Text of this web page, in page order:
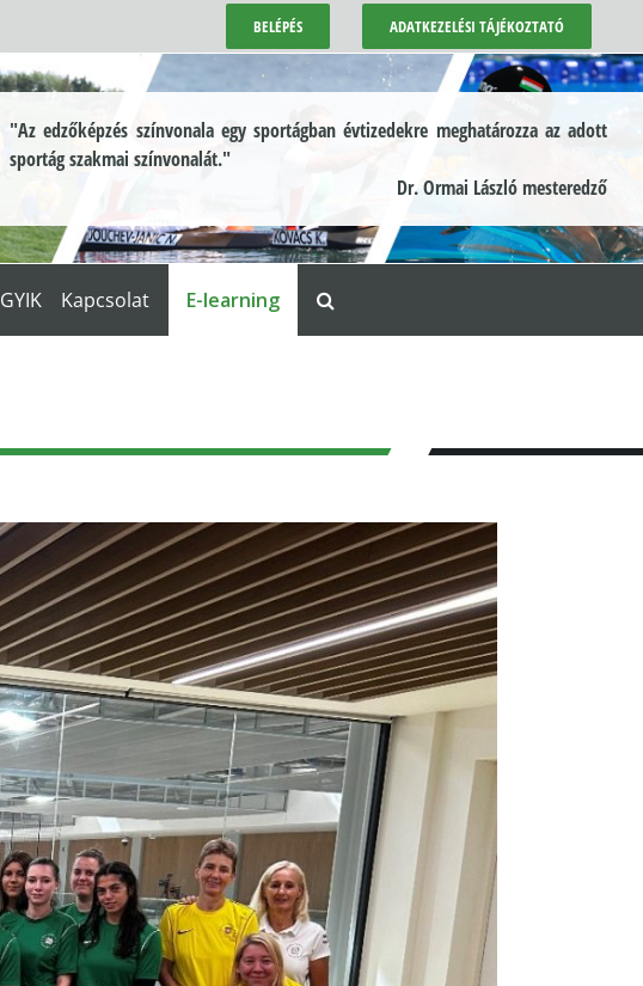
BELÉPÉS ADATKEZELÉSI TÁJÉKOZTATÓ
"Az edzőképzés színvonala egy sportágban évtizedekre meghatározza az adott
sportág szakmai színvonalát."
Dr. Ormai László mesteredző
GYIK Kapcsolat E-learning